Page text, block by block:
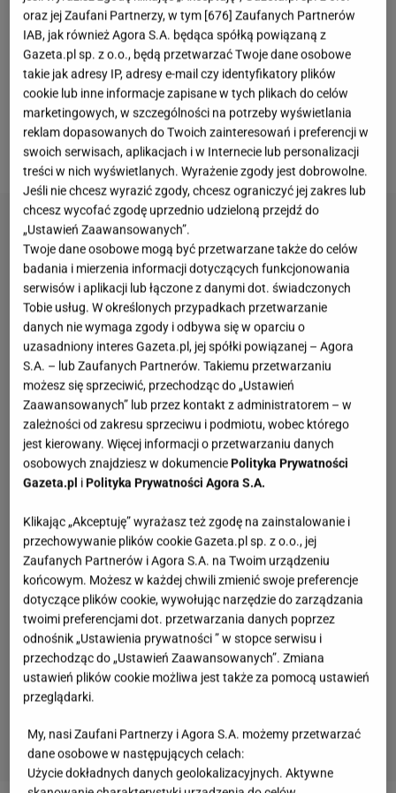
wysłali go do Afryki, do dziadków. Chłopiec spędził w
Senegalu dwa lata, gdzie uczył się i poznał kulturę.
Sześć lat później zamieszkał z ojcem we
Francji. Andrzej Żuławski dużo pracował, więc
Xawerego wychowywała opiekunka. Tęsknota
nakłoniła go do powrotu.
oraz jej Zaufani Partnerzy, w tym [676] Zaufanych Partnerów
IAB, jak również Agora S.A. będąca spółką powiązaną z
Gazeta.pl sp. z o.o., będą przetwarzać Twoje dane osobowe
takie jak adresy IP, adresy e-mail czy identyfikatory plików
cookie lub inne informacje zapisane w tych plikach do celów
marketingowych, w szczególności na potrzeby wyświetlania
reklam dopasowanych do Twoich zainteresowań i preferencji w
swoich serwisach, aplikacjach i w Internecie lub personalizacji
treści w nich wyświetlanych. Wyrażenie zgody jest dobrowolne.
Jeśli nie chcesz wyrazić zgody, chcesz ograniczyć jej zakres lub
chcesz wycofać zgodę uprzednio udzieloną przejdź do
„Ustawień Zaawansowanych”.
Twoje dane osobowe mogą być przetwarzane także do celów
badania i mierzenia informacji dotyczących funkcjonowania
serwisów i aplikacji lub łączone z danymi dot. świadczonych
Tobie usług. W określonych przypadkach przetwarzanie
danych nie wymaga zgody i odbywa się w oparciu o
uzasadniony interes Gazeta.pl, jej spółki powiązanej – Agora
S.A. – lub Zaufanych Partnerów. Takiemu przetwarzaniu
możesz się sprzeciwić, przechodząc do „Ustawień
Zaawansowanych” lub przez kontakt z administratorem – w
zależności od zakresu sprzeciwu i podmiotu, wobec którego
jest kierowany. Więcej informacji o przetwarzaniu danych
osobowych znajdziesz w dokumenciePolityka Prywatności
Gazeta.pl iPolityka Prywatności Agora S.A.
Klikając „Akceptuję” wyrażasz też zgodę na zainstalowanie i
przechowywanie plików cookie Gazeta.pl sp. z o.o., jej
Zaufanych Partnerów i Agora S.A. na Twoim urządzeniu
końcowym. Możesz w każdej chwili zmienić swoje preferencje
dotyczące plików cookie, wywołując narzędzie do zarządzania
twoimi preferencjami dot. przetwarzania danych poprzez
odnośnik „Ustawienia prywatności ” w stopce serwisu i
przechodząc do „Ustawień Zaawansowanych”. Zmiana
ustawień plików cookie możliwa jest także za pomocą ustawień
przeglądarki.
My, nasi Zaufani Partnerzy i Agora S.A. możemy przetwarzać
dane osobowe w następujących celach:
Użycie dokładnych danych geolokalizacyjnych. Aktywne